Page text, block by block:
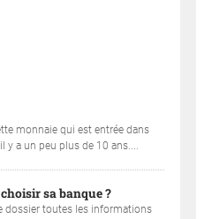
monnaie qui est entrée dans
y a un peu plus de 10 ans....
sa banque ?
dossier toutes les informations